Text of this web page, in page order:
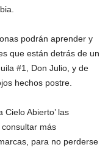
podrán aprender y
que están detrás de un
#1, Don Julio, y de
hechos postre.
Cielo Abierto’ las
consultar más
para no perderse